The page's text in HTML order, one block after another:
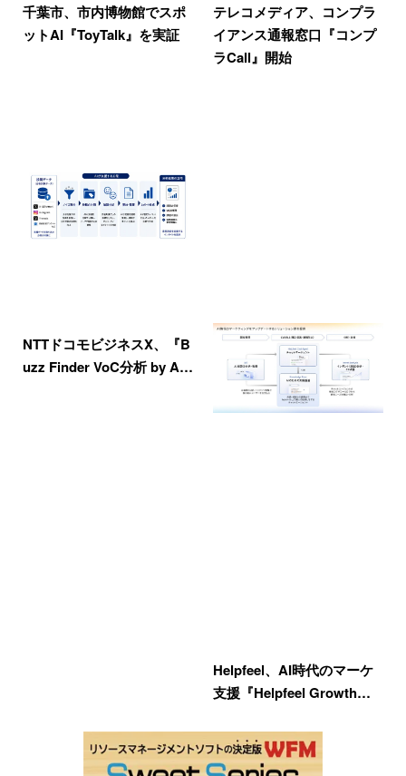
千葉市、市内博物館でスポ
ットAI『ToyTalk』を実証
テレコメディア、コンプラ
イアンス通報窓口『コンプ
ラCall』開始
NTTドコモビジネスX、『B
uzz Finder VoC分析 by A…
Helpfeel、AI時代のマーケ
支援『Helpfeel Growth…